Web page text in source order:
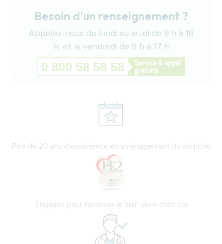
Besoin d'un renseignement ?
Appelez-nous du lundi au jeudi de 9 h à 18
h, et le vendredi de 9 h à 17 h
Plus de 20 ans d'expérience en aménagement du domicile
Engagés pour favoriser le bien vivre chez soi